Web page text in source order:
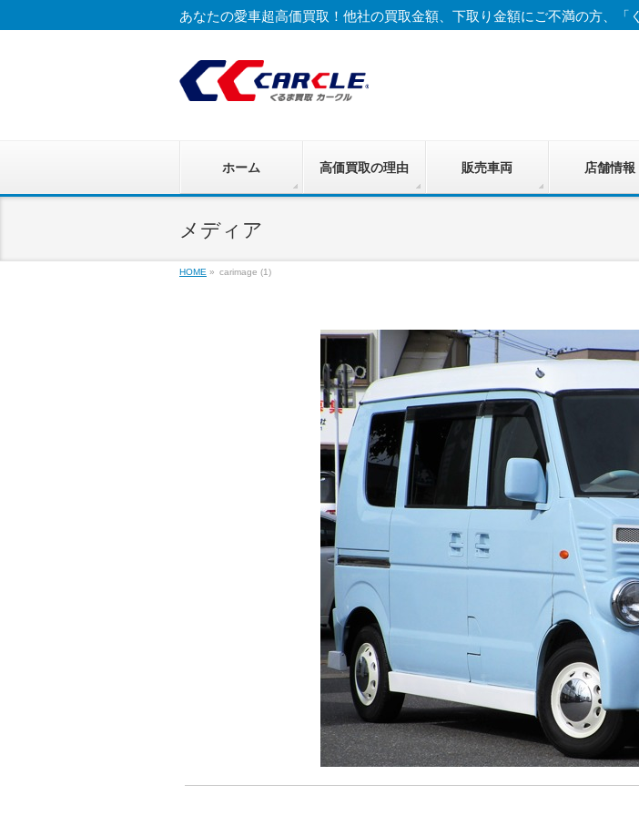
あなたの愛車超高価買取！他社の買取金額、下取り金額にご不満の方、「
ホーム 高価買取の理由 販売車両 店舗情報
メディア
HOME » carimage (1)